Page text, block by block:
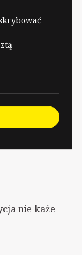
nie każe